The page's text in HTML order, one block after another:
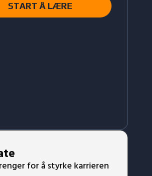
START Å LÆRE
for å styrke karrieren